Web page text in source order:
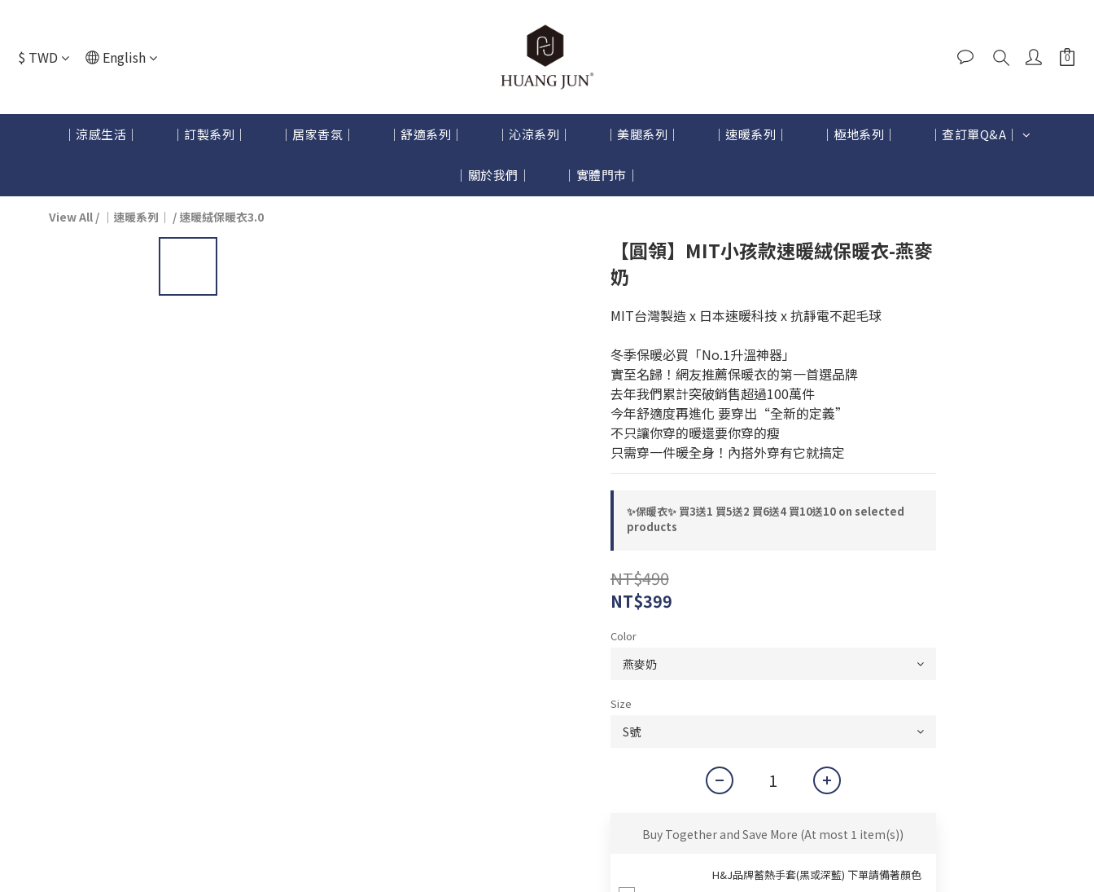
$ TWD English
｜涼感生活｜ ｜訂製系列｜ ｜居家香氛｜ ｜舒適系列｜ ｜沁涼系列｜ ｜美腿系列｜ ｜速暖系列｜ ｜極地系列｜ ｜查訂單Q&A｜
｜關於我們｜ ｜實體門市｜
View All / ｜速暖系列｜ / 速暖絨保暖衣3.0
【圓領】MIT小孩款速暖絨保暖衣-燕麥
奶
MIT台灣製造 x 日本速暖科技 x 抗靜電不起毛球
冬季保暖必買「No.1升溫神器」
實至名歸！網友推薦保暖衣的第一首選品牌
去年我們累計突破銷售超過100萬件
今年舒適度再進化 要穿出“全新的定義”
不只讓你穿的暖還要你穿的瘦
只需穿一件暖全身！內搭外穿有它就搞定
✨保暖衣✨ 買3送1 買5送2 買6送4 買10送10 on selected
products
NT$490
NT$399
Color
Size
Buy Together and Save More (At most 1 item(s))
H&J品牌蓄熱手套(黑或深藍) 下單請備著顏色